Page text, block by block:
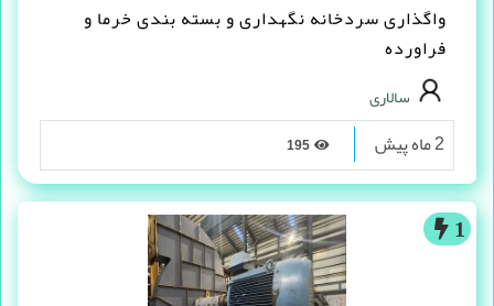
واگذاری سردخانه نگهداری و بسته بندی خرما و
فراورده
سالاری
2 ماه پیش
1